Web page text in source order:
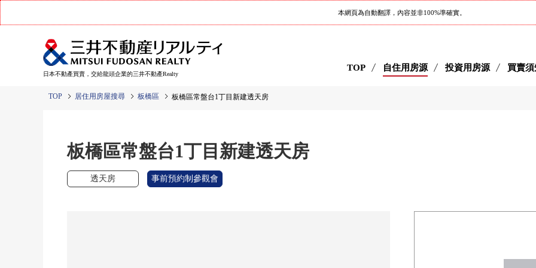
本網頁為自動翻譯，內容並非100%準確實。
日本不動產買賣，交給龍頭企業的三井不動產Realty
TOP 自住用房源 投資用房源 買賣須
TOP 居住用房屋搜尋 板橋區 板橋區常盤台1丁目新建透天房
板橋區常盤台1丁目新建透天房
透天房 事前預約制參觀會